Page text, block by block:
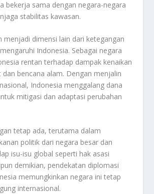
bekerja sama dengan negara-negara
stabilitas kawasan.
menjadi dimensi lain dari ketegangan
Indonesia. Sebagai negara
rentan terhadap dampak kenaikan
dan bencana alam. Dengan menjalin
Indonesia menggalang dana
mitigasi dan adaptasi perubahan
tetap ada, terutama dalam
politik dari negara besar dan
isu-isu global seperti hak asasi
demikian, pendekatan diplomasi
memungkinkan negara ini tetap
internasional.